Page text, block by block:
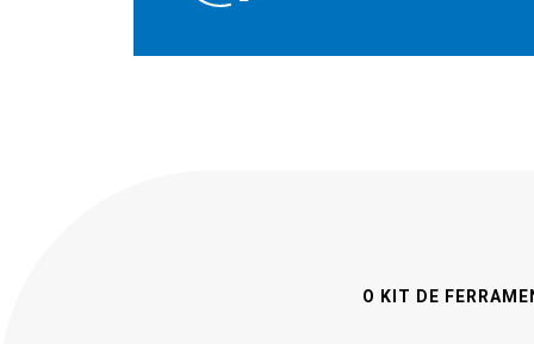
O KIT DE